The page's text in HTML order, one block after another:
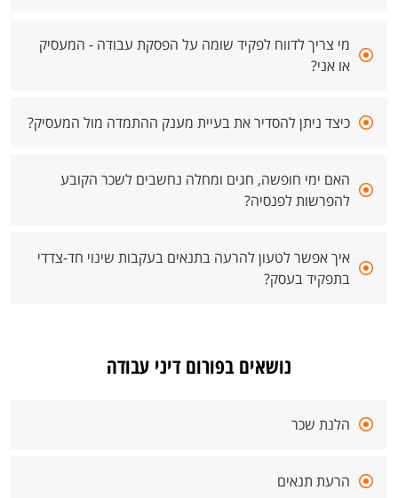
מי צריך לדווח לפקיד שומה על הפסקת עבודה - המעסיק
או אני?
כיצד ניתן להסדיר את בעיית מענק ההתמדה מול המעסיק?
האם ימי חופשה, חגים ומחלה נחשבים לשכר הקובע
להפרשות לפנסיה?
איך אפשר לטעון להרעה בתנאים בעקבות שינוי חד-צדדי
בתפקיד בעסק?
נושאים בפורום דיני עבודה
הלנת שכר
הרעת תנאים